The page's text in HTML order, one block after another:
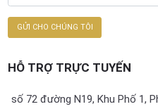
HỖ TRỢ TRỰC TUYẾN
số 72 đường N19, Khu Phố 1,